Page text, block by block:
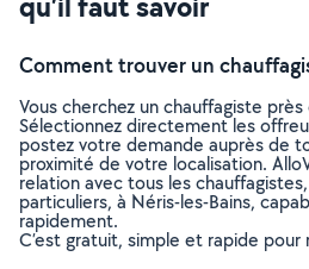
Comment trouver un
Vous cherchez un chauffagiste près
Sélectionnez directement les
postez votre demande auprès de
proximité de votre localisation.
relation avec tous les
particuliers, à Néris-les-Bains,
rapidement.
C’est gratuit, simple et rapide